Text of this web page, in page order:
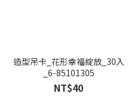
造型吊卡_花形幸福綻放_30入
_6-85101305
NT$40